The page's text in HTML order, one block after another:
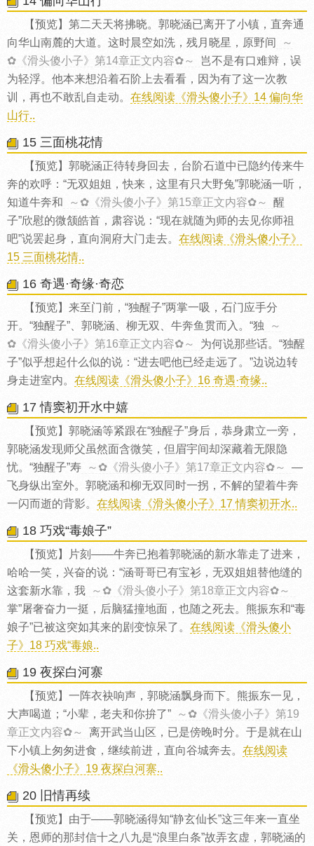
【预览】第二天天将拂晓。郭晓涵已离开了小镇，直奔通
向华山南麓的大道。这时晨空如洗，残月晓星，原野间
～
✿《滑头傻小子》第14章正文内容✿～
岂不是有口难辩，误
为轻浮。他本来想沿着石阶上去看看，因为有了这一次教
训，再也不敢乱自走动。 在线阅读《滑头傻小子》14 偏向华
山行..
15 三面桃花情
【预览】郭晓涵正待转身回去，台阶石道中已隐约传来牛
奔的欢呼：“无双姐姐，快来，这里有只大野兔”郭晓涵一听，
知道牛奔和
～✿《滑头傻小子》第15章正文内容✿～
醒
子”欣慰的微颔皓首，肃容说：“现在就随为师的去见你师祖
吧”说罢起身，直向洞府大门走去。 在线阅读《滑头傻小子》
15 三面桃花情..
16 奇遇·奇缘·奇恋
【预览】来至门前，“独醒子”两掌一吸，石门应手分
开。“独醒子”、郭晓涵、柳无双、牛奔鱼贯而入。“独
～
✿《滑头傻小子》第16章正文内容✿～
为何说那些话。“独醒
子”似乎想起什么似的说：“进去吧他已经走远了。”边说边转
身走进室内。 在线阅读《滑头傻小子》16 奇遇·奇缘..
17 情窦初开水中嬉
【预览】郭晓涵等紧跟在“独醒子”身后，恭身肃立一旁，
郭晓涵发现师父虽然面含微笑，但眉宇间却深藏着无限隐
忧。“独醒子”寿
～✿《滑头傻小子》第17章正文内容✿～
—
飞身纵出室外。郭晓涵和柳无双同时一拐，不解的望着牛奔
一闪而逝的背影。 在线阅读《滑头傻小子》17 情窦初开水..
18 巧戏“毒娘子”
【预览】片刻——牛奔已抱着郭晓涵的新水靠走了进来，
哈哈一笑，兴奋的说：“涵哥哥已有宝衫，无双姐姐替他缝的
这套新水靠，我
～✿《滑头傻小子》第18章正文内容✿～
掌”屠奢奋力一挺，后脑猛撞地面，也随之死去。熊振东和“毒
娘子”已被这突如其来的剧变惊呆了。 在线阅读《滑头傻小
子》18 巧戏“毒娘..
19 夜探白河寨
【预览】一阵衣袂响声，郭晓涵飘身而下。熊振东一见，
大声喝道；“小辈，老夫和你拚了”
～✿《滑头傻小子》第19
章正文内容✿～
离开武当山区，已是傍晚时分。于是就在山
下小镇上匆匆进食，继续前进，直向谷城奔去。 在线阅读
《滑头傻小子》19 夜探白河寨..
20 旧情再续
【预览】由于——郭晓涵得知“静玄仙长”这三年来一直坐
关，恩师的那封信十之八九是“浪里白条”故弄玄虚，郭晓涵的